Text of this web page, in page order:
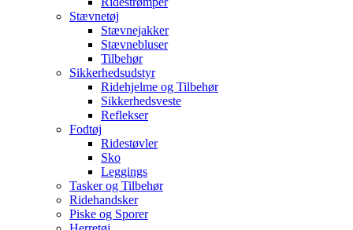
Stævnetøj
Stævnejakker
Stævnebluser
Tilbehør
Sikkerhedsudstyr
Ridehjelme og Tilbehør
Sikkerhedsveste
Reflekser
Fodtøj
Ridestøvler
Sko
Leggings
Tasker og Tilbehør
Ridehandsker
Piske og Sporer